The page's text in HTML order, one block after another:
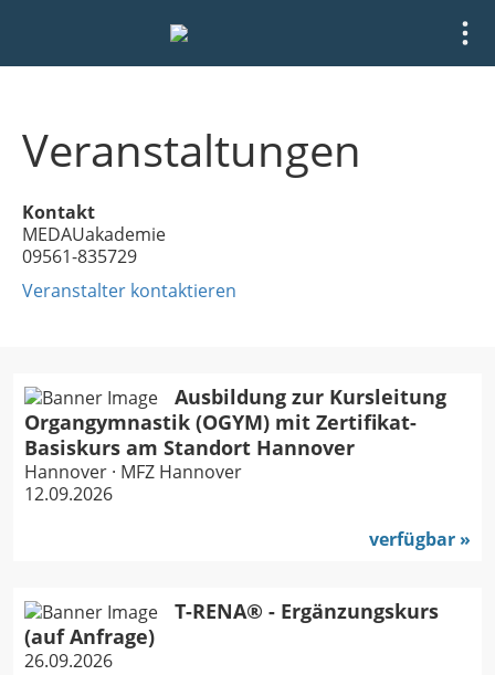
Veranstaltungen
Kontakt
MEDAUakademie
09561-835729
Veranstalter kontaktieren
Ausbildung zur Kursleitung
Organgymnastik (OGYM) mit Zertifikat-
Basiskurs am Standort Hannover
Hannover · MFZ Hannover
12.09.2026
verfügbar
T-RENA® - Ergänzungskurs
(auf Anfrage)
26.09.2026